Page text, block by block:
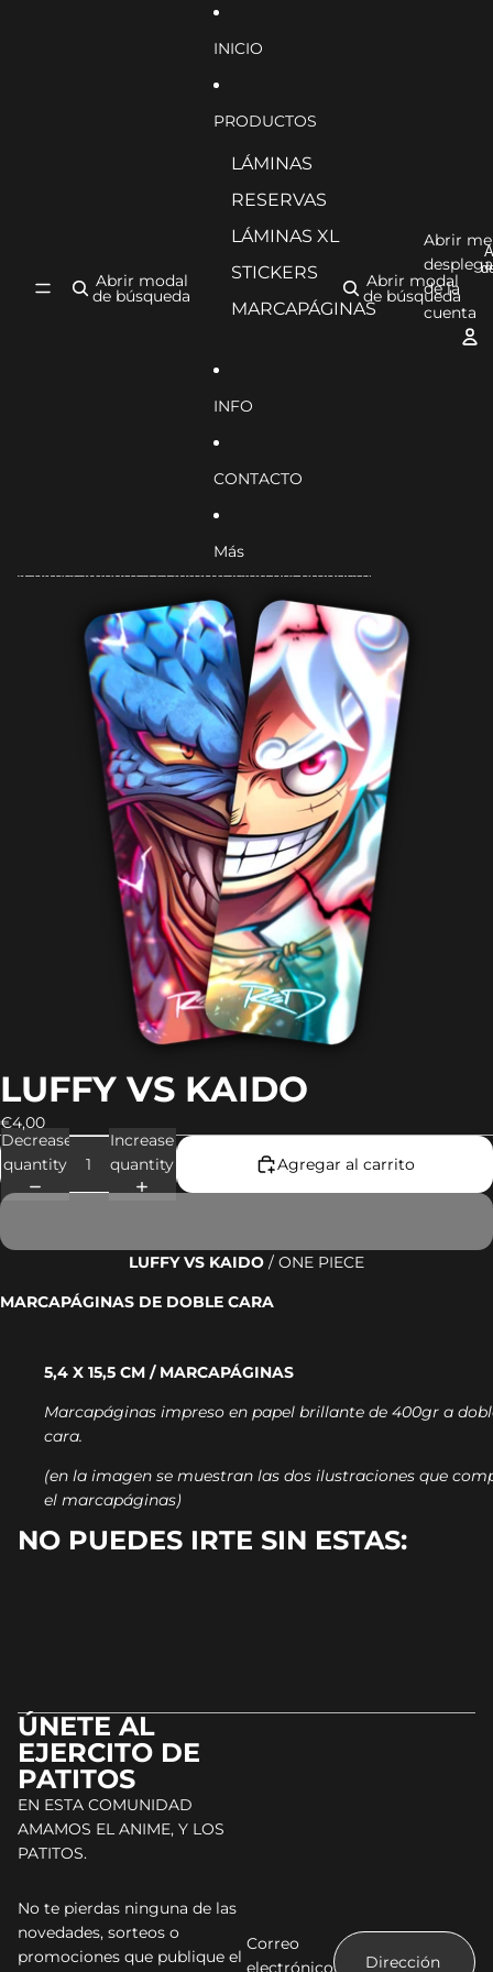
Abrir modal
de búsqueda
INICIO
PRODUCTOS
LÁMINAS
RESERVAS
LÁMINAS XL
STICKERS
MARCAPÁGINAS
INFO
CONTACTO
Más
Abrir modal
de búsqueda
Abrir
de la
cuenta
Ir directamente a la información del producto
LUFFY VS KAIDO
€4,00
Decrease
quantity
Increase
quantity
Agregar al carrito
LUFFY VS KAIDO / ONE PIECE
MARCAPÁGINAS DE DOBLE CARA
5,4 X 15,5 CM / MARCAPÁGINAS
Marcapáginas impreso en papel brillante de 400gr a
cara.
(en la imagen se muestran las dos ilustraciones que
el marcapáginas)
NO PUEDES IRTE SIN ESTAS:
ÚNETE AL
EJERCITO DE
PATITOS
EN ESTA COMUNIDAD
AMAMOS EL ANIME, Y LOS
PATITOS.
No te pierdas ninguna de las
novedades, sorteos o
promociones que publique el
Correo
electrónico